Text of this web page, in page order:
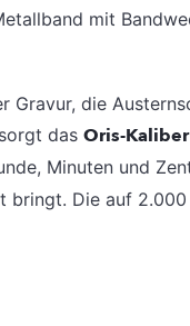
mit
Gravur, die
das Oris-
Minuten und
bringt. Die auf